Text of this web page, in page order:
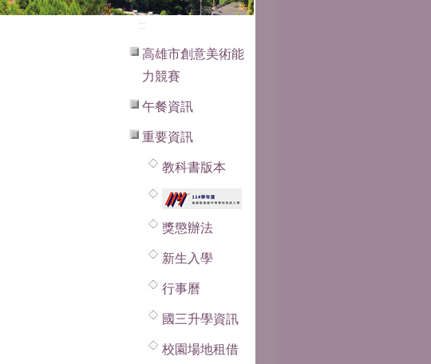
:::
高雄市創意美術能
力競賽
午餐資訊
重要資訊
教科書版本
獎懲辦法
新生入學
行事曆
國三升學資訊
校園場地租借